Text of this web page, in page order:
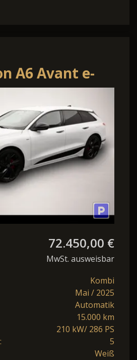
A6 Avant e-
AHK/LED+/B+O
72.450,00 €
MwSt. ausweisbar
Kombi
Mai / 2025
Automatik
15.000 km
210 kW/ 286 PS
5
Weiß